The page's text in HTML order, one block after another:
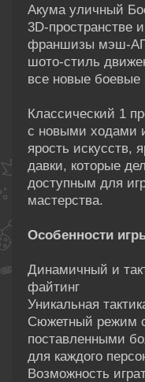
Акума уличный
3D-пространстве
франшизы мэш-АП
шото-стиль
все новые боевые
Классический 1
с новыми ходами
ярость искусств,
давки, которые
доступным для
мастерства.
Особенности
Динамичный и
файтинг
Уникальная
Сюжетный режим
поставленными
для каждого
Возможность